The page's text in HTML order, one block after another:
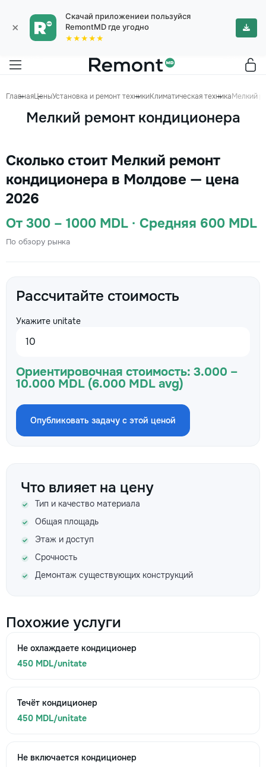
×
Скачай приложениеи пользуйся
RemontMD где угодно
★★★★★
ГлавнаяЦеныУстановка и ремонт техникиКлиматическая техникаМелкий
Мелкий ремонт кондиционера
Сколько стоит Мелкий ремонт
кондиционера в Молдове — цена
2026
От 300 – 1000 MDL · Средняя 600 MDL
По обзору рынка
Рассчитайте стоимость
Укажите unitate
Ориентировочная стоимость: 3.000 –
10.000 MDL (6.000 MDL avg)
Опубликовать задачу с этой ценой
Что влияет на цену
Тип и качество материала
Общая площадь
Этаж и доступ
Срочность
Демонтаж существующих конструкций
Похожие услуги
Не охлаждаете кондиционер
450 MDL/unitate
Течёт кондиционер
450 MDL/unitate
Не включается кондиционер